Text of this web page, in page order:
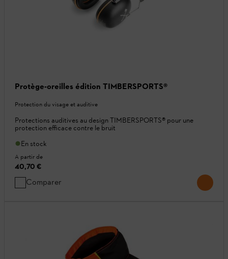
Protège-oreilles édition TIMBERSPORTS®
Protection du visage et auditive
Protections auditives au design TIMBERSPORTS® pour une
protection efficace contre le bruit
En stock
A partir de
40,70 €
Comparer